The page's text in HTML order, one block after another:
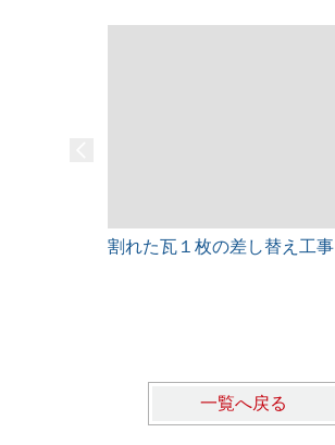
割れた瓦１枚の差し替え工事
一覧へ戻る